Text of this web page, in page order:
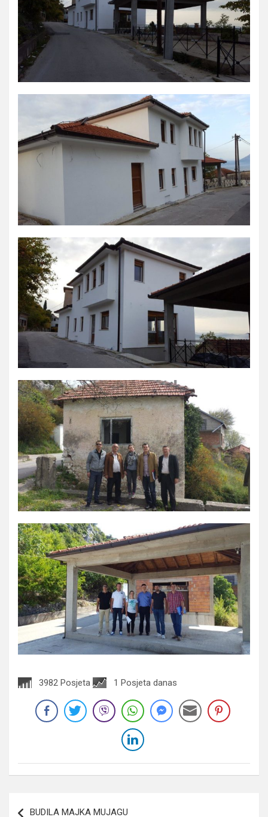
3982 Posjeta 1 Posjeta danas
BUDILA MAJKA MUJAGU